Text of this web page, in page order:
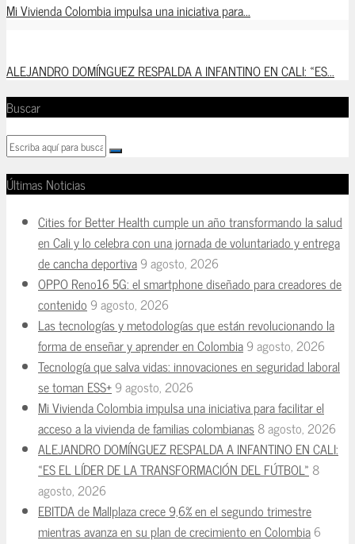
Mi Vivienda Colombia impulsa una iniciativa para...
ALEJANDRO DOMÍNGUEZ RESPALDA A INFANTINO EN CALI: «ES...
Buscar
Últimas Noticias
Cities for Better Health cumple un año transformando la salud
en Cali y lo celebra con una jornada de voluntariado y entrega
de cancha deportiva9 agosto, 2026
OPPO Reno16 5G: el smartphone diseñado para creadores de
contenido 9 agosto, 2026
Las tecnologías y metodologías que están revolucionando la
forma de enseñar y aprender en Colombia9 agosto, 2026
Tecnología que salva vidas: innovaciones en seguridad laboral
se toman ESS+9 agosto, 2026
Mi Vivienda Colombia impulsa una iniciativa para facilitar el
acceso a la vivienda de familias colombianas8 agosto, 2026
ALEJANDRO DOMÍNGUEZ RESPALDA A INFANTINO EN CALI:
«ES EL LÍDER DE LA TRANSFORMACIÓN DEL FÚTBOL» 8
agosto, 2026
EBITDA de Mallplaza crece 9,6% en el segundo trimestre
mientras avanza en su plan de crecimiento en Colombia6